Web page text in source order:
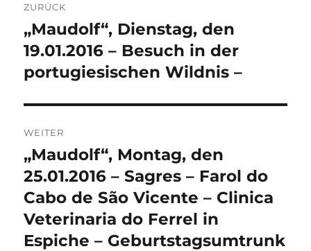
ZURÜCK
Vorheriger
Beitrag:
„Maudolf“, Dienstag, den
19.01.2016 – Besuch in der
portugiesischen Wildnis –
WEITER
Nächster
Beitrag:
„Maudolf“, Montag, den
25.01.2016 – Sagres – Farol do
Cabo de São Vicente – Clinica
Veterinaria do Ferrel in
Espiche – Geburtstagsumtrunk